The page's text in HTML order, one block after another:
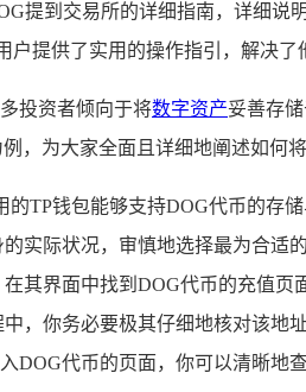
提到交易所的详细指南，详细
提供了实用的操作指引，解决
投资者倾向于将数字资产妥善存
，为大家全面且详细地阐述如何
的TP钱包能够支持DOG代币的存
实际状况，审慎地选择最为合适
其界面中找到DOG代币的充值
，你务必要极其仔细地核对该地
DOG代币的页面，你可以清晰